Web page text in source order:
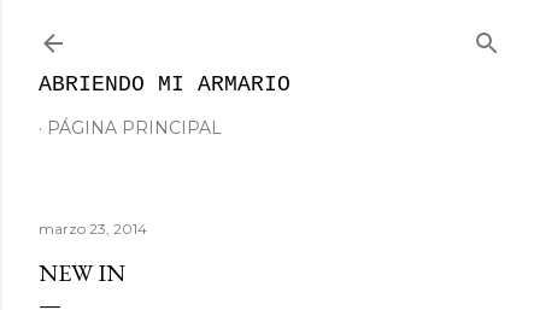
ABRIENDO MI ARMARIO
PÁGINA PRINCIPAL
marzo 23, 2014
NEW IN